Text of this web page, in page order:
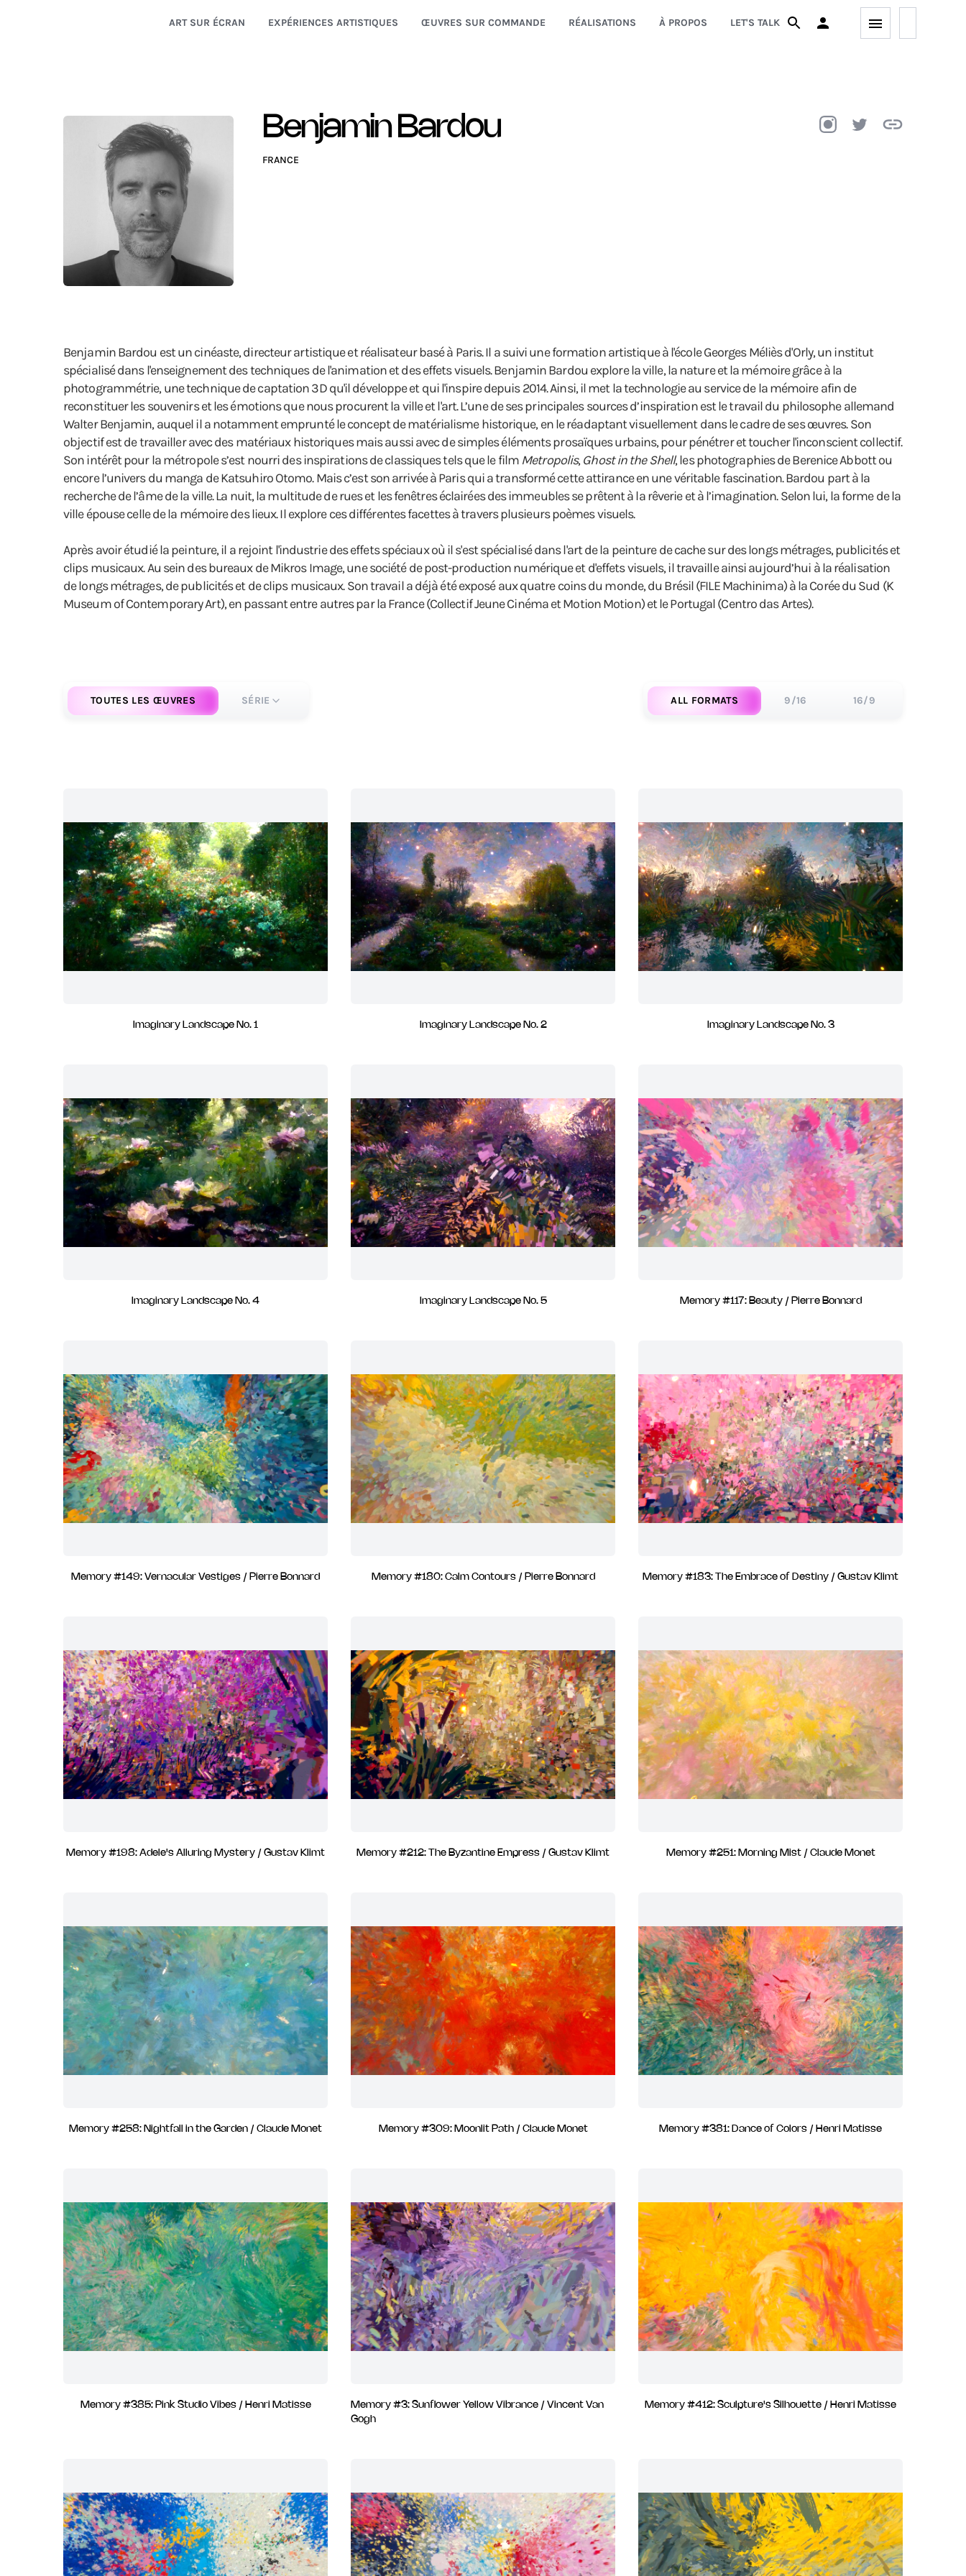
ART SUR ÉCRAN EXPÉRIENCES ARTISTIQUES ŒUVRES SUR COMMANDE RÉALISATIONS À PROPOS LET'S TALK
Benjamin Bardou
FRANCE
Benjamin Bardou est un cinéaste, directeur artistique et réalisateur basé à Paris. Il a suivi une formation artistique à l'école Georges Méliès d'Orly, un institut
spécialisé dans l'enseignement des techniques de l'animation et des effets visuels. Benjamin Bardou explore la ville, la nature et la mémoire grâce à la
photogrammétrie, une technique de captation 3D qu'il développe et qui l'inspire depuis 2014. Ainsi, il met la technologie au service de la mémoire afin de
reconstituer les souvenirs et les émotions que nous procurent la ville et l'art. L’une de ses principales sources d’inspiration est le travail du philosophe allemand
Walter Benjamin, auquel il a notamment emprunté le concept de matérialisme historique, en le réadaptant visuellement dans le cadre de ses œuvres. Son
objectif est de travailler avec des matériaux historiques mais aussi avec de simples éléments prosaïques urbains, pour pénétrer et toucher l'inconscient collectif.
Son intérêt pour la métropole s’est nourri des inspirations de classiques tels que le film Metropolis,Ghost in the Shell, les photographies de Berenice Abbott ou
encore l’univers du manga de Katsuhiro Otomo. Mais c’est son arrivée à Paris qui a transformé cette attirance en une véritable fascination. Bardou part à la
recherche de l’âme de la ville. La nuit, la multitude de rues et les fenêtres éclairées des immeubles se prêtent à la rêverie et à l’imagination. Selon lui, la forme de la
ville épouse celle de la mémoire des lieux. Il explore ces différentes facettes à travers plusieurs poèmes visuels.
Après avoir étudié la peinture, il a rejoint l'industrie des effets spéciaux où il s'est spécialisé dans l'art de la peinture de cache sur des longs métrages, publicités et
clips musicaux. Au sein des bureaux de Mikros Image, une société de post-production numérique et d'effets visuels, il travaille ainsi aujourd’hui à la réalisation
de longs métrages, de publicités et de clips musicaux. Son travail a déjà été exposé aux quatre coins du monde, du Brésil (FILE Machinima) à la Corée du Sud (K
Museum of Contemporary Art), en passant entre autres par la France (Collectif Jeune Cinéma et Motion Motion) et le Portugal (Centro das Artes).
ALL FORMATS 9/16 16/9
TOUTES LES ŒUVRES SÉRIE
Imaginary Landscape No. 1 Imaginary Landscape No. 2 Imaginary Landscape No. 3
Imaginary Landscape No. 4 Imaginary Landscape No. 5 Memory #117: Beauty / Pierre Bonnard
Memory #149: Vernacular Vestiges / Pierre Bonnard Memory #180: Calm Contours / Pierre Bonnard Memory #183: The Embrace of Destiny / Gustav Klimt
Memory #198: Adele's Alluring Mystery / Gustav Klimt Memory #212: The Byzantine Empress / Gustav Klimt Memory #251: Morning Mist / Claude Monet
Memory #258: Nightfall in the Garden / Claude Monet Memory #309: Moonlit Path / Claude Monet Memory #381: Dance of Colors / Henri Matisse
Memory #385: Pink Studio Vibes / Henri Matisse
Memory #3: Sunflower Yellow Vibrance / Vincent Van
Gogh
Memory #412: Sculpture's Silhouette / Henri Matisse